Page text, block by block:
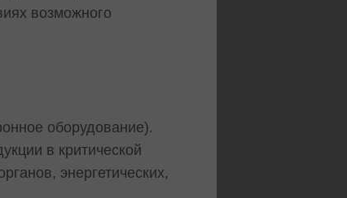
возможного
оборудование).
в критической
энергетических,